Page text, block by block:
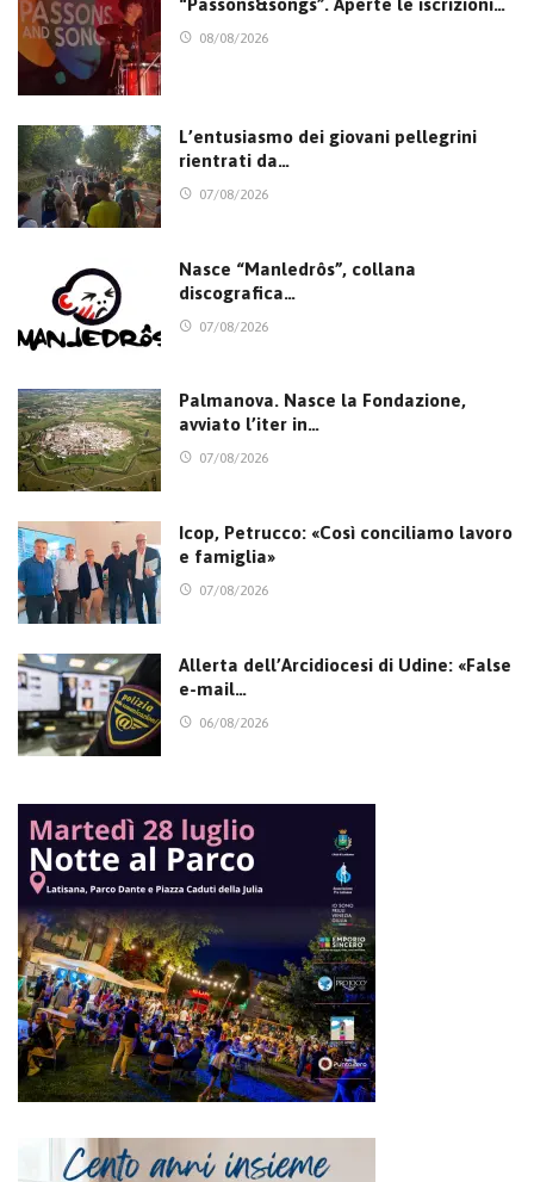
“Passons&songs”. Aperte le iscrizioni…
08/08/2026
L’entusiasmo dei giovani pellegrini
rientrati da…
07/08/2026
Nasce “Manledrôs”, collana
discografica…
07/08/2026
Palmanova. Nasce la Fondazione,
avviato l’iter in…
07/08/2026
Icop, Petrucco: «Così conciliamo lavoro
e famiglia»
07/08/2026
Allerta dell’Arcidiocesi di Udine: «False
e-mail…
06/08/2026